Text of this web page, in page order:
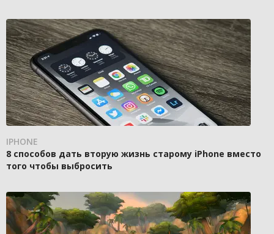
IPHONE
8 способов дать вторую жизнь старому iPhone вместо
того чтобы выбросить